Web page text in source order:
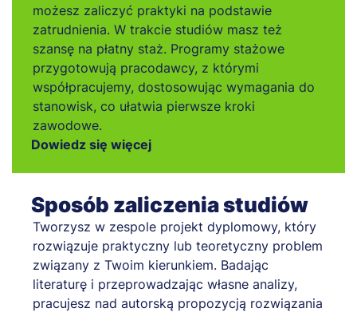
możesz zaliczyć praktyki na podstawie
zatrudnienia. W trakcie studiów masz też
szansę na płatny staż. Programy stażowe
przygotowują pracodawcy, z którymi
współpracujemy, dostosowując wymagania do
stanowisk, co ułatwia pierwsze kroki
zawodowe.
Dowiedz się więcej
Sposób zaliczenia studiów
Tworzysz w zespole projekt dyplomowy, który
rozwiązuje praktyczny lub teoretyczny problem
związany z Twoim kierunkiem. Badając
literaturę i przeprowadzając własne analizy,
pracujesz nad autorską propozycją rozwiązania